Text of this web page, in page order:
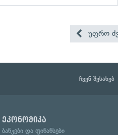
უფრო
ჩვენ შესახებ
ეკონომიკა
ბანკები და ფინანსები